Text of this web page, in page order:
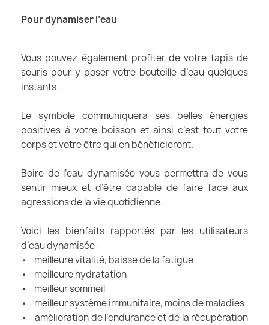
Pour dynamiser l’eau
Vous pouvez également profiter de votre tapis de
souris pour y poser votre bouteille d’eau quelques
instants.
Le symbole communiquera ses belles énergies
positives à votre boisson et ainsi c’est tout votre
corps et votre être qui en bénéficieront.
Boire de l’eau dynamisée vous permettra de vous
sentir mieux et d’être capable de faire face aux
agressions de la vie quotidienne.
Voici les bienfaits rapportés par les utilisateurs
d’eau dynamisée :
• meilleure vitalité, baisse de la fatigue
• meilleure hydratation
• meilleur sommeil
• meilleur système immunitaire, moins de maladies
• amélioration de l’endurance et de la récupération